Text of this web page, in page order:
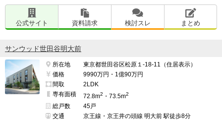
公式サイト 資料請求 検討スレ まとめ
サンウッド世田谷明大前
所在地
東京都世田谷区松原１-18-11（住居表示）
価格
9990万円・1億90万円
間取
2LDK
専有面積
72.8m2 ・73.5m2
総戸数
45戸
交通
京王線・京王井の頭線 明大前 駅徒歩8分